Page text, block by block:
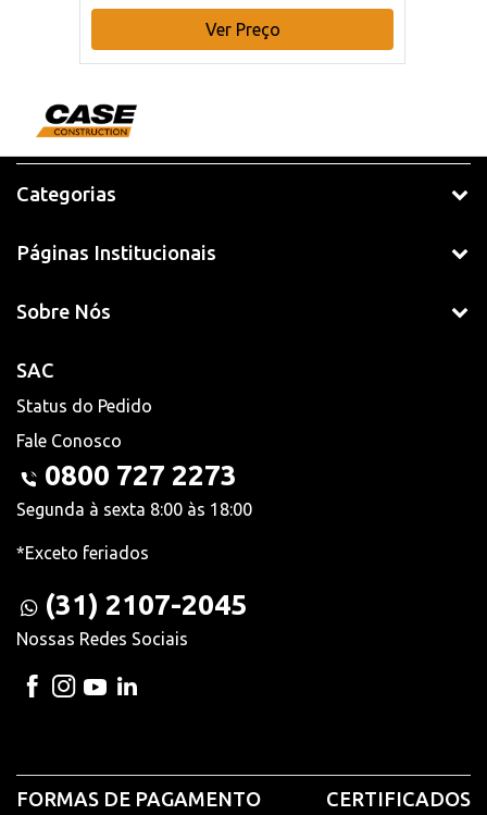
Ver Preço
Categorias
Páginas Institucionais
Sobre Nós
SAC
Status do Pedido
Fale Conosco
0800 727 2273
Segunda à sexta 8:00 às 18:00
*Exceto feriados
(31) 2107-2045
Nossas Redes Sociais
FORMAS DE PAGAMENTO CERTIFICADOS